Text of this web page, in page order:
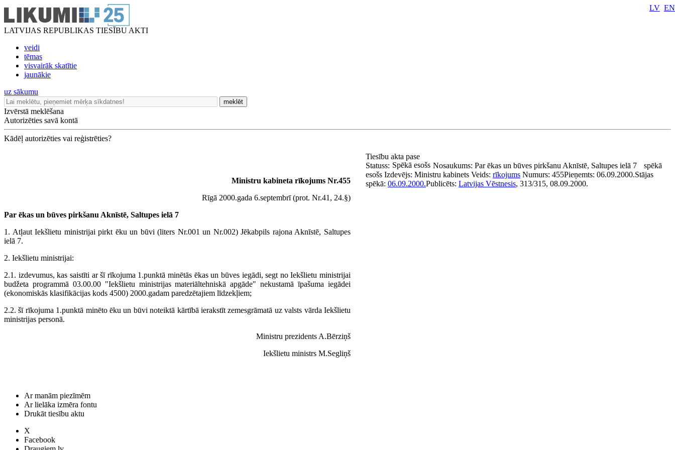
LATVIJAS REPUBLIKAS TIESĪBU AKTI
veidi
tēmas
visvairāk skatītie
jaunākie
LV EN
uz sākumu
meklēt
Izvērstā meklēšana
Autorizēties savā kontā
Kādēļ autorizēties vai reģistrēties?
Ministru kabineta rīkojums Nr.455
Rīgā 2000.gada 6.septembrī (prot. Nr.41, 24.§)
Par ēkas un būves pirkšanu Aknīstē, Saltupes ielā 7
1. Atļaut Iekšlietu ministrijai pirkt ēku un būvi (liters Nr.001 un Nr.002) Jēkabpils rajona Aknīstē, Saltupes
ielā 7.
2. Iekšlietu ministrijai:
2.1. izdevumus, kas saistīti ar šī rīkojuma 1.punktā minētās ēkas un būves iegādi, segt no Iekšlietu ministrijai
budžeta programmā 03.00.00 "Iekšlietu ministrijas materiāltehniskā apgāde" nekustamā īpašuma iegādei
(ekonomiskās klasifikācijas kods 4500) 2000.gadam paredzētajiem līdzekļiem;
2.2. šī rīkojuma 1.punktā minēto ēku un būvi noteiktā kārtībā ierakstīt zemesgrāmatā uz valsts vārda Iekšlietu
ministrijas personā.
Ministru prezidents A.Bērziņš
Iekšlietu ministrs M.Segliņš
Tiesību akta pase
Nosaukums: Par ēkas un būves pirkšanu Aknīstē, Saltupes ielā 7
Statuss: Spēkā esošs
spēkā
esošs Izdevējs: Ministru kabinets Veids: rīkojums Numurs: 455Pieņemts: 06.09.2000.Stājas
spēkā: 06.09.2000.Publicēts: Latvijas Vēstnesis, 313/315, 08.09.2000.
Ar manām piezīmēm
Ar lielāka izmēra fontu
Drukāt tiesību aktu
X
Facebook